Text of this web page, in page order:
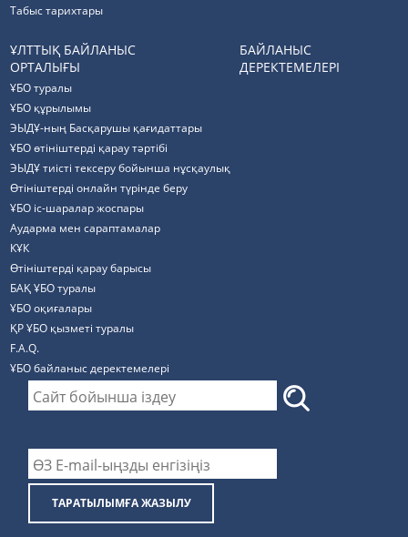
Табыс тарихтары
ҰЛТТЫҚ БАЙЛАНЫС
ОРТАЛЫҒЫ
ҰБО туралы
ҰБО құрылымы
ЭЫДҰ-ның Басқарушы қағидаттары
ҰБО өтініштерді қарау тәртібі
ЭЫДҰ тиісті тексеру бойынша нұсқаулық
Өтініштерді онлайн түрінде беру
ҰБО іс-шаралар жоспары
Аударма мен сараптамалар
КҰК
Өтініштерді қарау барысы
БАҚ ҰБО туралы
ҰБО оқиғалары
ҚР ҰБО қызметі туралы
F.A.Q.
ҰБО байланыс деректемелерi
БАЙЛАНЫС
ДЕРЕКТЕМЕЛЕРІ
ТАРАТЫЛЫМҒА ЖАЗЫЛУ